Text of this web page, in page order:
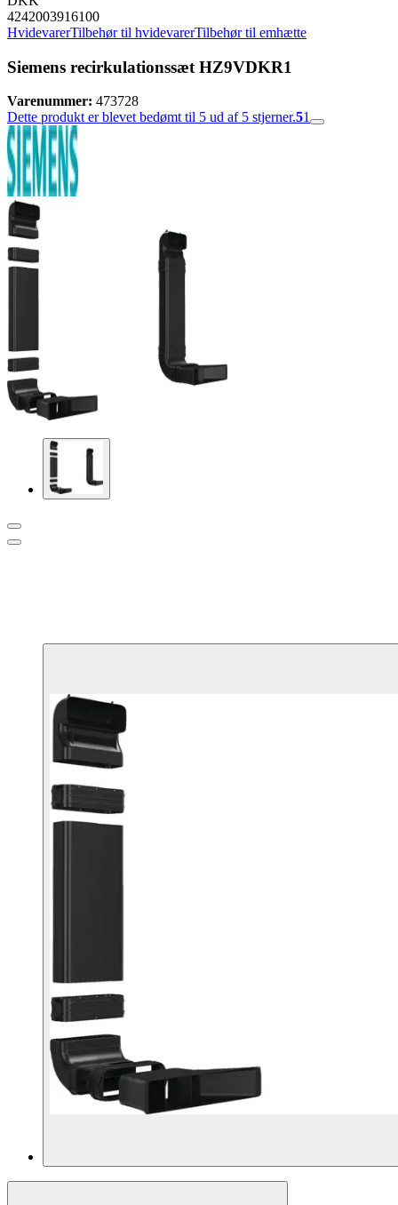
4242003916100
HvidevarerTilbehør til hvidevarerTilbehør til emhætte
Siemens recirkulationssæt HZ9VDKR1
Varenummer: 473728
Dette produkt er blevet bedømt til 5 ud af 5 stjerner.51